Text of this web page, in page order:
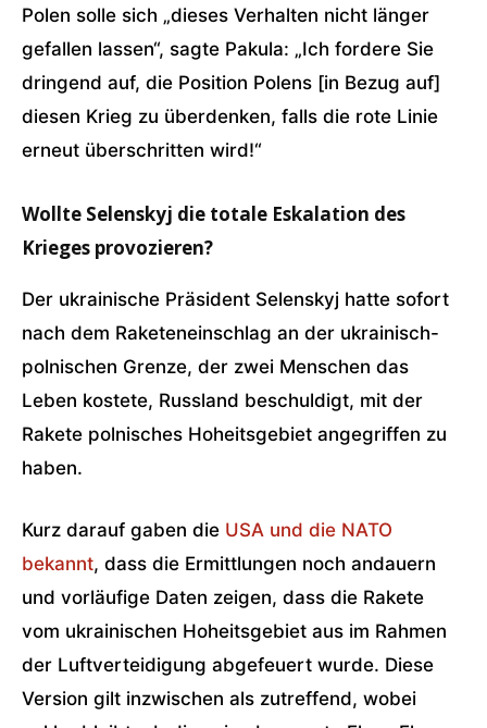
Polen solle sich „dieses Verhalten nicht länger
gefallen lassen“, sagte Pakula: „Ich fordere Sie
dringend auf, die Position Polens [in Bezug auf]
diesen Krieg zu überdenken, falls die rote Linie
erneut überschritten wird!“
Wollte Selenskyj die totale Eskalation des
Krieges provozieren?
Der ukrainische Präsident Selenskyj hatte sofort
nach dem Raketeneinschlag an der ukrainisch-
polnischen Grenze, der zwei Menschen das
Leben kostete, Russland beschuldigt, mit der
Rakete polnisches Hoheitsgebiet angegriffen zu
haben.
Kurz darauf gaben die USA und die NATO
bekannt, dass die Ermittlungen noch andauern
und vorläufige Daten zeigen, dass die Rakete
vom ukrainischen Hoheitsgebiet aus im Rahmen
der Luftverteidigung abgefeuert wurde. Diese
Version gilt inzwischen als zutreffend, wobei